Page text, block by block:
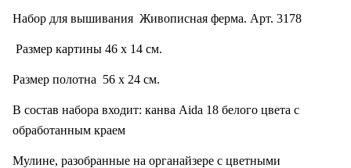
Набор для вышивания Живописная ферма. Арт. 3178
Размер картины 46 х 14 см.
Размер полотна 56 х 24 см.
В состав набора входит: канва Aida 18 белого цвета с
обработанным краем
Мулине, разобранные на органайзере с цветными